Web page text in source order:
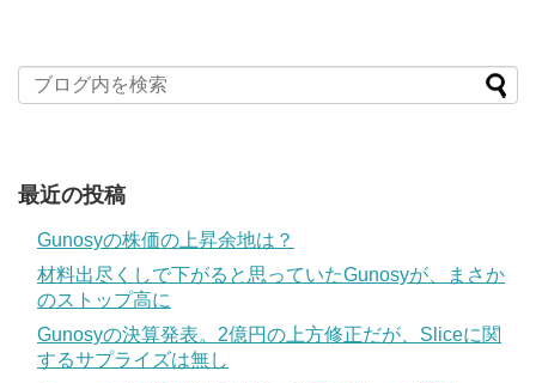
最近の投稿
Gunosyの株価の上昇余地は？
材料出尽くしで下がると思っていたGunosyが、まさか
のストップ高に
Gunosyの決算発表。2億円の上方修正だが、Sliceに関
するサプライズは無し